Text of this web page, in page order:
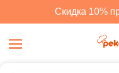
Скидка 10%